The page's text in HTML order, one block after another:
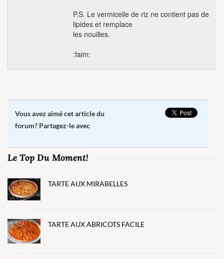
P.S. Le vermicelle de riz ne contient pas de
lipides et remplace
les nouilles.
:faim:
Vous avez aimé cet article du
forum? Partagez-le avec
Le Top Du Moment!
TARTE AUX MIRABELLES
TARTE AUX ABRICOTS FACILE